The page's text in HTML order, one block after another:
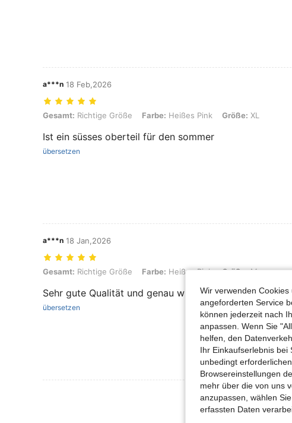
a***n 18 Feb,2026
Gesamt: Richtige Größe, Farbe: Heißes Pink, Größe: XL
Gesamt: Richtige Größe Farbe: Heißes Pink Größe: XL
Ist ein süsses oberteil für den sommer
übersetzen
a***n 18 Jan,2026
Gesamt: Richtige Größe, Farbe: Heißes Pink, Größe: M
Gesamt: Richtige Größe Farbe: Heißes Pink Größe:M
Sehr gute Qualität und genau wie auf den Bildern
übersetzen
Mehr Bewertungen
Wir verwenden
angeforderten Service
können jederzeit nach
anpassen. Wenn Sie
helfen, den
Ihr Einkaufserlebnis bei
unbedingt
Browsereinstellungen
mehr über die von uns
anzupassen, wählen
erfassten Daten